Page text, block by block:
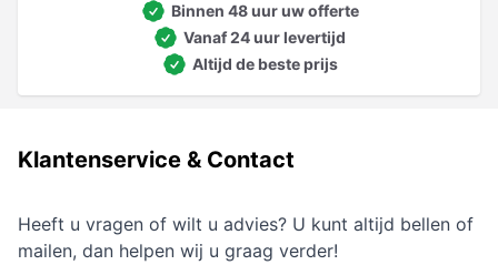
Binnen 48 uur uw offerte
Vanaf 24 uur levertijd
Altijd de beste prijs
Klantenservice & Contact
Heeft u vragen of wilt u advies? U kunt altijd bellen of
mailen, dan helpen wij u graag verder!